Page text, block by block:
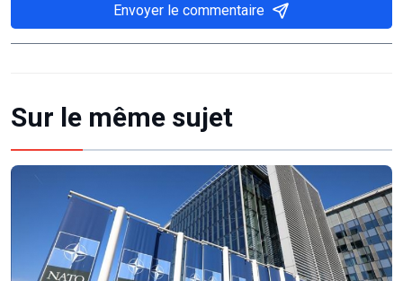
Envoyer le commentaire
Sur le même sujet